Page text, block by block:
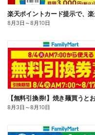
8月3日 ～8月10日
8月3日 ～8月10日